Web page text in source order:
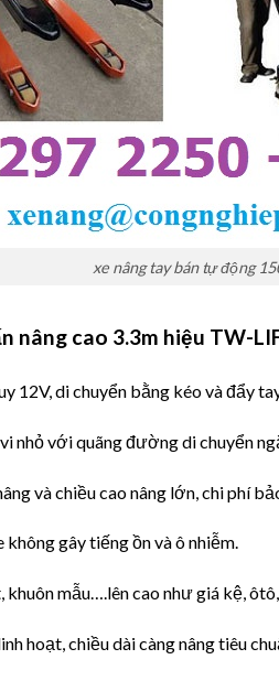
xe nâng tay bán tự động
nâng cao 3.3m hiệu TW-
12V, di chuyển bằng kéo và đẩy
nhỏ với quãng đường di chuyển
và chiều cao nâng lớn, chi phí
gây tiếng ồn và ô nhiễm.
khuôn mẫu….lên cao như giá kệ,
hoạt, chiều dài càng nâng tiêu